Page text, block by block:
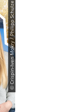
© Crispin-Iven Mokry / Philipp Schulze